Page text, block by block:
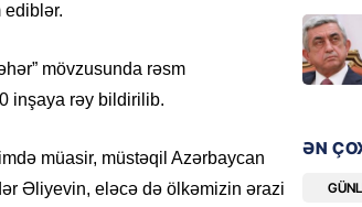
ediblər.
mövzusunda rəsm
inşaya rəy bildirilib.
müasir, müstəqil Azərbaycan
Əliyevin, eləcə də ölkəmizin ərazi
əl-
ƏN